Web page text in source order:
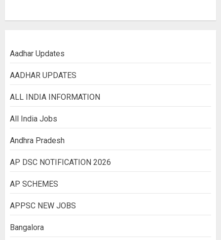
Aadhar Updates
AADHAR UPDATES
ALL INDIA INFORMATION
All India Jobs
Andhra Pradesh
AP DSC NOTIFICATION 2026
AP SCHEMES
APPSC NEW JOBS
Bangalora